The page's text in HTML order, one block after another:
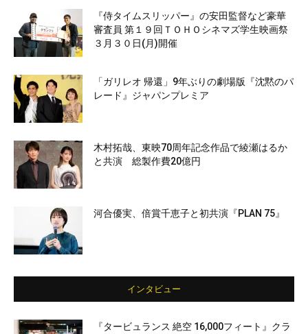
『侍タイムスリッパー』の安田監督など豪華
審査員 第１９回ＴＯＨＯシネマズ学生映画祭
３月３０日(月)開催
「ガリレオ 帰還」9年ぶりの劇場版『沈黙のパ
レード』ジャパンプレミア
木村拓哉、東映70周年記念作品で綾瀬はるか
と共演 総製作費20億円
河合優実、倍賞千恵子と初共演『PLAN 75』
インタビュー
『タービュランス 絶空 16,000フィート』クラ